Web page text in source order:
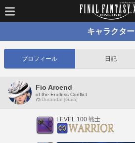
キャラクター
プロフィール 日記
Fio Arcend
of the Endless Conflict
Durandal [Gaia]
LEVEL 100 戦士